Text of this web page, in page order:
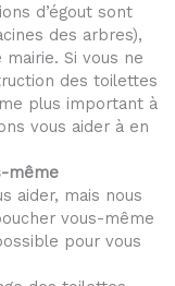
d’égout sont
des arbres),
Si vous ne
des toilettes
plus important à
vous aider à en
même
aider, mais nous
vous-même
pour vous